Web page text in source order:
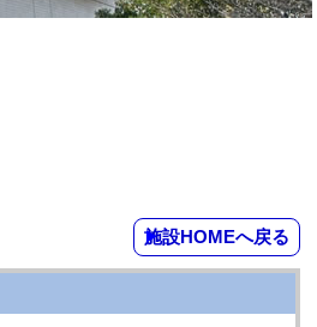
施設HOMEへ戻る